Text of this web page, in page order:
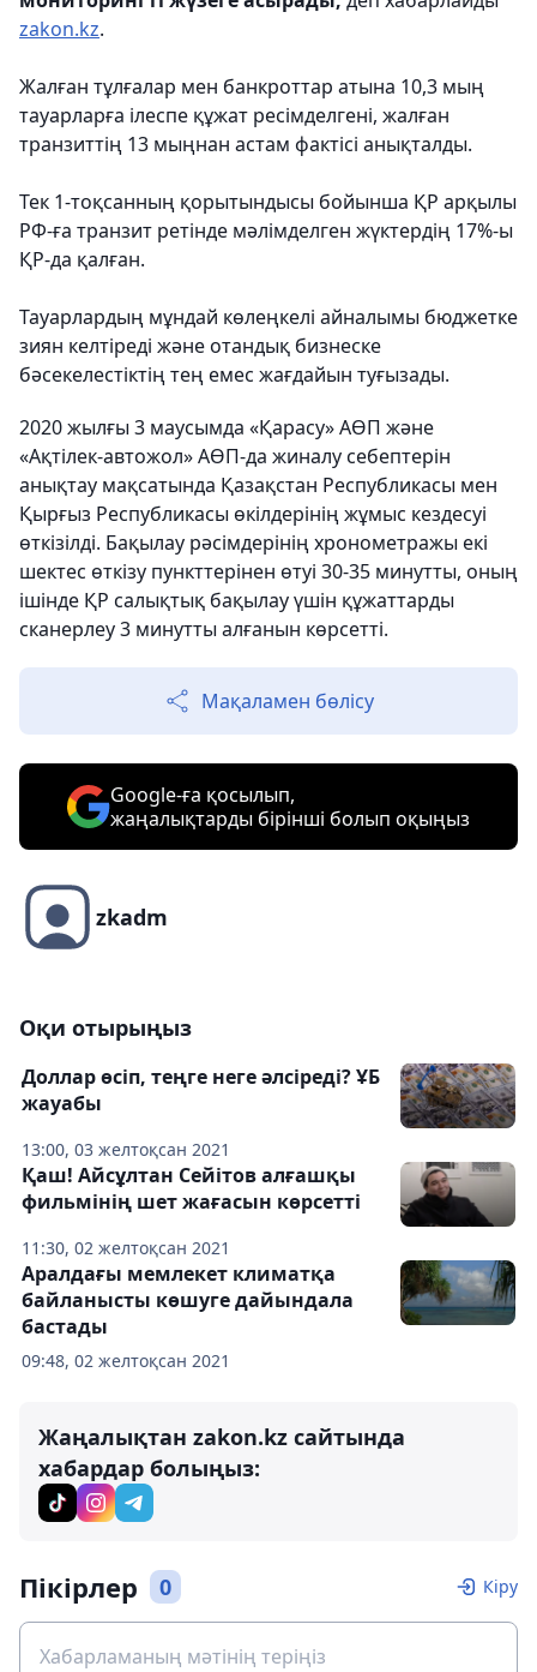
zakon.kz.
Жалған тұлғалар мен банкроттар атына 10,3 мың
тауарларға ілеспе құжат ресімделгені, жалған
транзиттің 13 мыңнан астам фактісі анықталды.
Тек 1-тоқсанның қорытындысы бойынша ҚР арқылы
РФ-ға транзит ретінде мәлімделген жүктердің 17%-ы
ҚР-да қалған.
Тауарлардың мұндай көлеңкелі айналымы бюджетке
зиян келтіреді және отандық бизнеске
бәсекелестіктің тең емес жағдайын туғызады.
2020 жылғы 3 маусымда «Қарасу» АӨП және
«Ақтілек-автожол» АӨП-да жиналу себептерін
анықтау мақсатында Қазақстан Республикасы мен
Қырғыз Республикасы өкілдерінің жұмыс кездесуі
өткізілді. Бақылау рәсімдерінің хронометражы екі
шектес өткізу пункттерінен өтуі 30-35 минутты, оның
ішінде ҚР салықтық бақылау үшін құжаттарды
сканерлеу 3 минутты алғанын көрсетті.
Мақаламен бөлісу
Google-ға қосылып,
жаңалықтарды бірінші болып оқыңыз
zkadm
Оқи отырыңыз
13:00, 03 желтоқсан 2021
Доллар өсіп, теңге неге әлсіреді? ҰБ
жауабы
11:30, 02 желтоқсан 2021
Қаш! Айсұлтан Сейітов алғашқы
фильмінің шет жағасын көрсетті
09:48, 02 желтоқсан 2021
Аралдағы мемлекет климатқа
байланысты көшуге дайындала
бастады
Жаңалықтан zakon.kz сайтында
хабардар болыңыз:
Пікірлер 0 Кіру